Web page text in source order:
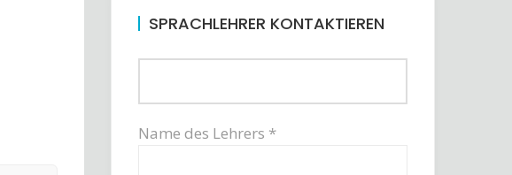
SPRACHLEHRER KONTAKTIEREN
Name des Lehrers *